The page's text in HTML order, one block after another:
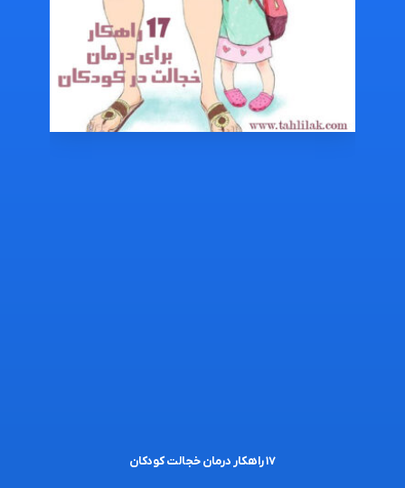
۱۷ راهکار درمان خجالت کودکان